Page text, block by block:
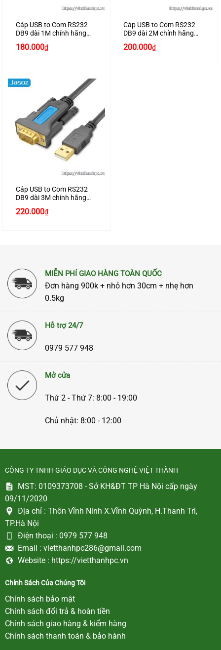
Cáp USB to Com RS232
DB9 dài 1M chính hãng
180.000₫
Cáp USB to Com RS232
DB9 dài 2M chính hãng
200.000₫
Cáp USB to Com RS232
DB9 dài 3M chính hãng
JASOZ I104
220.000₫
MIỄN PHÍ GIAO HÀNG TOÀN QUỐC
Đơn hàng 900k + nhỏ hơn 30cm + nhẹ hơn
0.5kg
Hỗ trợ 24/7
0979 577 948
Mở cửa
Thứ 2 - Thứ 7: 8:00 - 19:00
Chủ nhật: 8:00 - 12:00
CÔNG TY TNHH GIÁO DỤC VÀ CÔNG NGHỆ VIỆT THÀNH
MST: 0109373708 - Sở KH&ĐT TP Hà Nội cấp ngày
09/11/2020
Địa chỉ : Thôn Vĩnh Ninh X.Vĩnh Quỳnh, H.Thanh Trì,
TP.Hà Nội
Điện thoại : 0979 577 948
Email : vietthanhpc286@gmail.com
Website : https://vietthanhpc.vn
Chính Sách Của Chúng Tôi
Chính sách bảo mật
Chính sách đổi trả & hoàn tiền
Chính sách giao hàng & kiểm hàng
Chính sách thanh toán & bảo hành